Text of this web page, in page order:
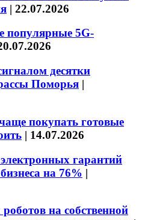
| 22.07.2026
популярные 5G-
десятки
Поморья |
покупать готовые
| 14.07.2026
гарантий
на 76% |
на собственной